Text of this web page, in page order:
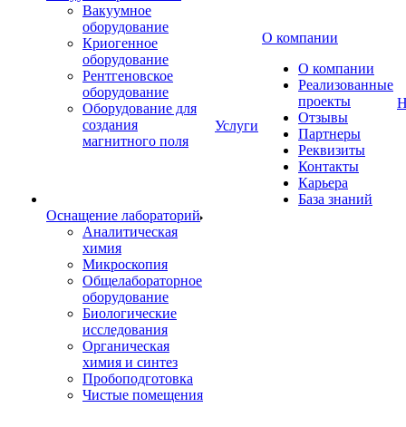
Вакуумное
оборудование
Криогенное
оборудование
Рентгеновское
оборудование
Оборудование для
создания
магнитного поля
Оснащение лабораторий
Аналитическая
химия
Микроскопия
Общелабораторное
оборудование
Биологические
исследования
Органическая
химия и синтез
Пробоподготовка
Чистые помещения
Услуги
О компании
О компании
Реализованные
проекты
Отзывы
Партнеры
Реквизиты
Контакты
Карьера
База знаний